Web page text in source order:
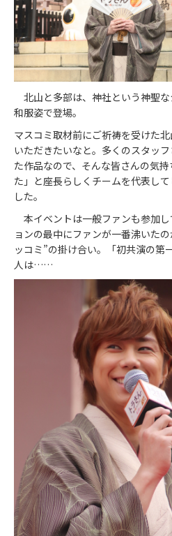
北山と多部は、神社という神聖な
和服姿で登場。
マスコミ取材前にご祈祷を受けた
いただきたいなと。多くのスタッ
た作品なので、そんな皆さんの気
た」と座長らしくチームを代表し
した。
本イベントは一般ファンも参加
ョンの最中にファンが一番沸いた
ッコミ”の掛け合い。「初共演の第
人は……